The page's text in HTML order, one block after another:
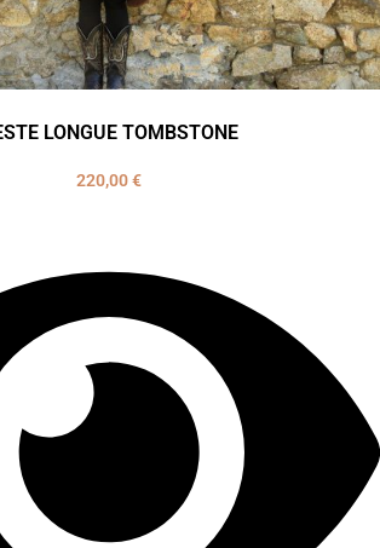
LONGUE TOMBSTONE
220,00€